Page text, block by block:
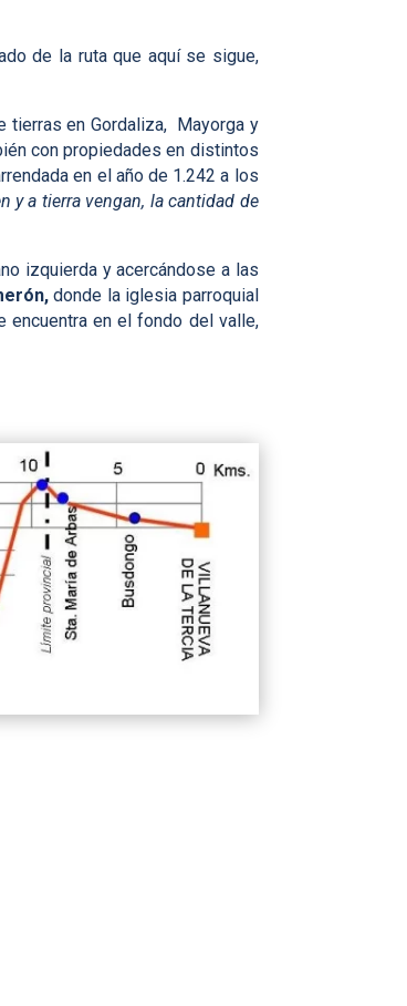
de la ruta que aquí se sigue,
tierras en Gordaliza, Mayorga y
con propiedades en distintos
en el año de 1.242 a los
y a tierra vengan, la cantidad de
izquierda y acercándose a las
donde la iglesia parroquial
encuentra en el fondo del valle,